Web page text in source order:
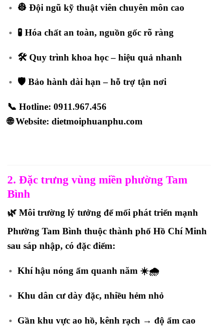
👷 Đội ngũ kỹ thuật viên chuyên môn cao
🧪 Hóa chất an toàn, nguồn gốc rõ ràng
🛠️ Quy trình khoa học – hiệu quả nhanh
🛡️ Bảo hành dài hạn – hỗ trợ tận nơi
📞 Hotline: 0911.967.456
🌐Website: dietmoiphuanphu.com
2. Đặc trưng vùng miền phường Tam
Bình
🌿 Môi trường lý tưởng để mối phát triển mạnh
Phường Tam Bình thuộc thành phố Hồ Chí Minh
sau sáp nhập, có đặc điểm:
Khí hậu nóng ẩm quanh năm ☀️🌧️
Khu dân cư dày đặc, nhiều hẻm nhỏ
Gần khu vực ao hồ, kênh rạch → độ ẩm cao